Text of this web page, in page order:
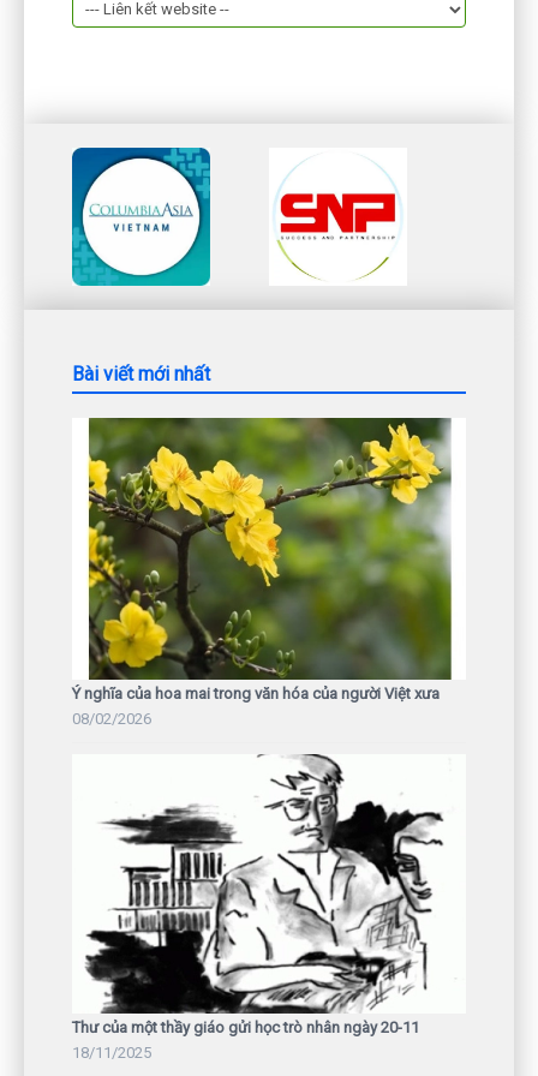
Bài viết mới nhất
Ý nghĩa của hoa mai trong văn hóa của người Việt xưa
08/02/2026
Thư của một thầy giáo gửi học trò nhân ngày 20-11
18/11/2025